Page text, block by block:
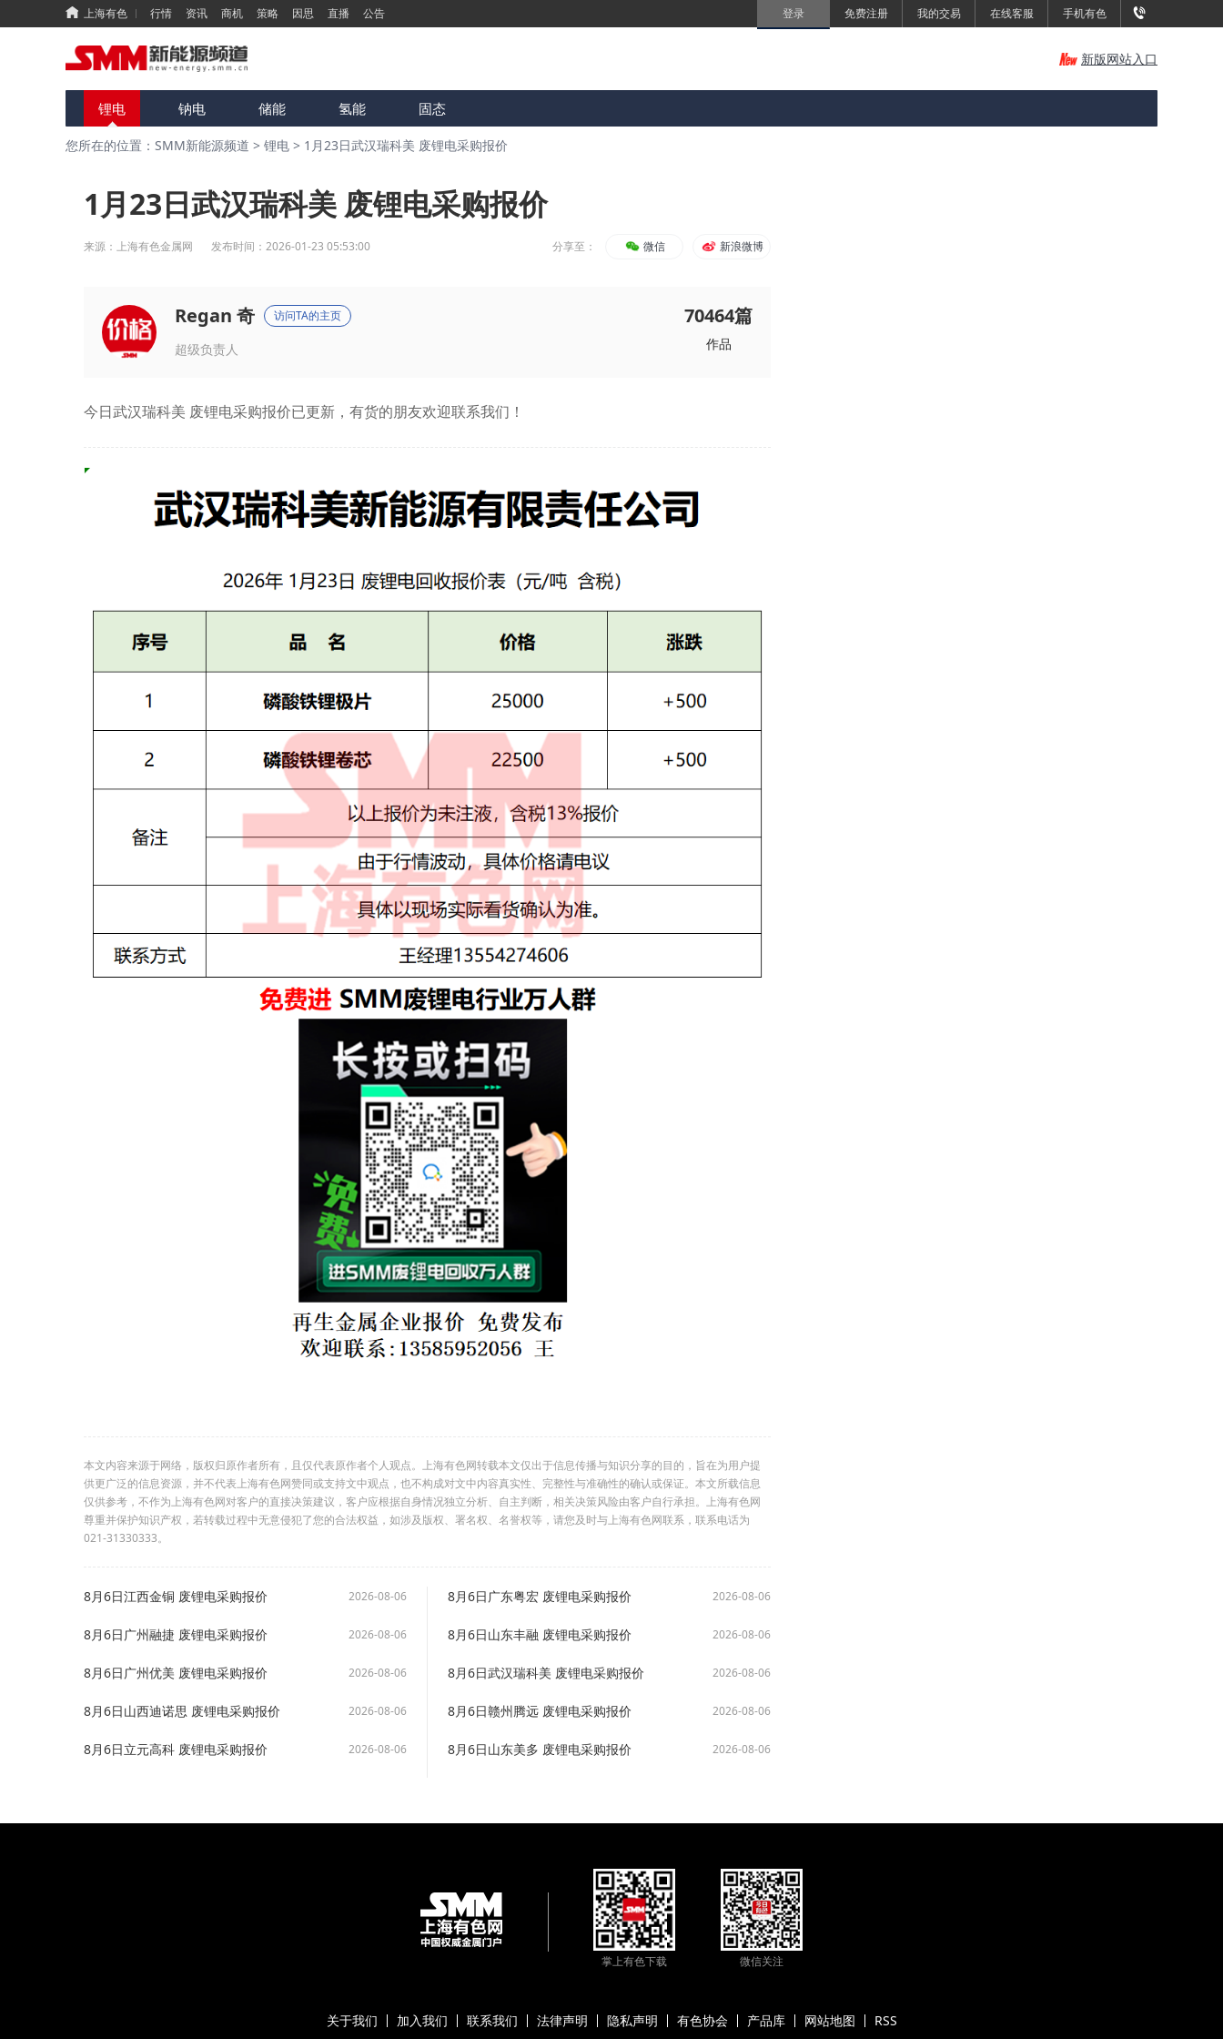
上海有色 行情 资讯 商机 策略 因思 直播 公告 登录 免费注册 我的交易 在线客服 手机有色
新版网站入口
锂电 钠电 储能 氢能 固态
您所在的位置：SMM新能源频道 > 锂电 > 1月23日武汉瑞科美 废锂电采购报价
1月23日武汉瑞科美 废锂电采购报价
来源： 上海有色金属网 发布时间： 2026-01-23 05:53:00 分享至： 微信 新浪微博
Regan 奇 访问TA的主页
超级负责人
70464篇
作品
今日武汉瑞科美 废锂电采购报价已更新，有货的朋友欢迎联系我们！
本文内容来源于网络，版权归原作者所有，且仅代表原作者个人观点。上海有色网转载本文仅出于信息传播与知识分享的目的，旨在为用户提
供更广泛的信息资源，并不代表上海有色网赞同或支持文中观点，也不构成对文中内容真实性、完整性与准确性的确认或保证。本文所载信息
仅供参考，不作为上海有色网对客户的直接决策建议，客户应根据自身情况独立分析、自主判断，相关决策风险由客户自行承担。上海有色网
尊重并保护知识产权，若转载过程中无意侵犯了您的合法权益，如涉及版权、署名权、名誉权等，请您及时与上海有色网联系，联系电话为
021-31330333。
8月6日江西金铜 废锂电采购报价 2026-08-06 8月6日广东粤宏 废锂电采购报价 2026-08-06
8月6日广州融捷 废锂电采购报价 2026-08-06 8月6日山东丰融 废锂电采购报价 2026-08-06
8月6日广州优美 废锂电采购报价 2026-08-06 8月6日武汉瑞科美 废锂电采购报价 2026-08-06
8月6日山西迪诺思 废锂电采购报价 2026-08-06 8月6日赣州腾远 废锂电采购报价 2026-08-06
8月6日立元高科 废锂电采购报价 2026-08-06 8月6日山东美多 废锂电采购报价 2026-08-06
掌上有色下载 微信关注
关于我们 加入我们 联系我们 法律声明 隐私声明 有色协会 产品库 网站地图 RSS